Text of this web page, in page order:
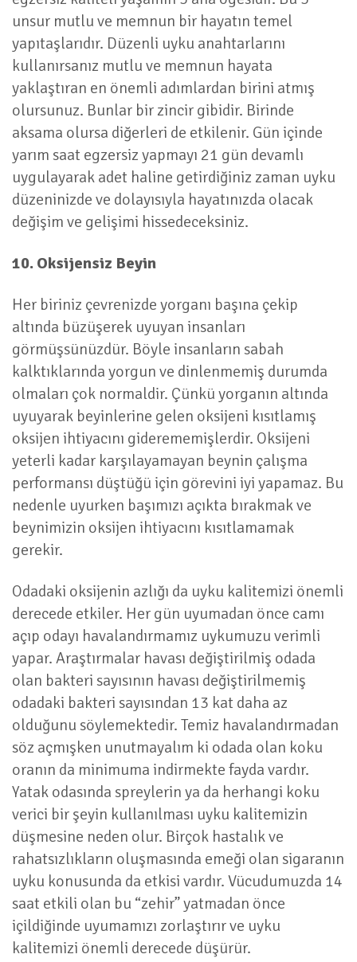
unsur mutlu ve memnun bir hayatın temel
yapıtaşlarıdır. Düzenli uyku anahtarlarını
kullanırsanız mutlu ve memnun hayata
yaklaştıran en önemli adımlardan birini atmış
olursunuz. Bunlar bir zincir gibidir. Birinde
aksama olursa diğerleri de etkilenir. Gün içinde
yarım saat egzersiz yapmayı 21 gün devamlı
uygulayarak adet haline getirdiğiniz zaman uyku
düzeninizde ve dolayısıyla hayatınızda olacak
değişim ve gelişimi hissedeceksiniz.
10. Oksijensiz Beyin
Her biriniz çevrenizde yorganı başına çekip
altında büzüşerek uyuyan insanları
görmüşsünüzdür. Böyle insanların sabah
kalktıklarında yorgun ve dinlenmemiş durumda
olmaları çok normaldir. Çünkü yorganın altında
uyuyarak beyinlerine gelen oksijeni kısıtlamış
oksijen ihtiyacını giderememişlerdir. Oksijeni
yeterli kadar karşılayamayan beynin çalışma
performansı düştüğü için görevini iyi yapamaz. Bu
nedenle uyurken başımızı açıkta bırakmak ve
beynimizin oksijen ihtiyacını kısıtlamamak
gerekir.
Odadaki oksijenin azlığı da uyku kalitemizi önemli
derecede etkiler. Her gün uyumadan önce camı
açıp odayı havalandırmamız uykumuzu verimli
yapar. Araştırmalar havası değiştirilmiş odada
olan bakteri sayısının havası değiştirilmemiş
odadaki bakteri sayısından 13 kat daha az
olduğunu söylemektedir. Temiz havalandırmadan
söz açmışken unutmayalım ki odada olan koku
oranın da minimuma indirmekte fayda vardır.
Yatak odasında spreylerin ya da herhangi koku
verici bir şeyin kullanılması uyku kalitemizin
düşmesine neden olur. Birçok hastalık ve
rahatsızlıkların oluşmasında emeği olan sigaranın
uyku konusunda da etkisi vardır. Vücudumuzda 14
saat etkili olan bu “zehir” yatmadan önce
içildiğinde uyumamızı zorlaştırır ve uyku
kalitemizi önemli derecede düşürür.